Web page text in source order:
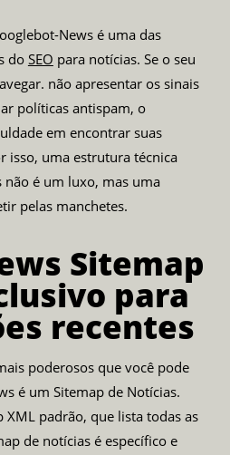
News é uma das
do SEO para notícias. Se o seu
não apresentar os sinais
políticas antispam, o
em encontrar suas
isso, uma estrutura técnica
é um luxo, mas uma
pelas manchetes.
Sitemap
para
recentes
poderosos que você pode
é um Sitemap de Notícias.
padrão, que lista todas as
de notícias é específico e